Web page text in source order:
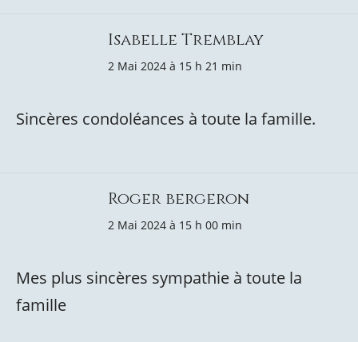
Isabelle Tremblay
2 Mai 2024 à 15 h 21 min
Sincères condoléances à toute la famille.
Roger bergeron
2 Mai 2024 à 15 h 00 min
Mes plus sincères sympathie à toute la
famille